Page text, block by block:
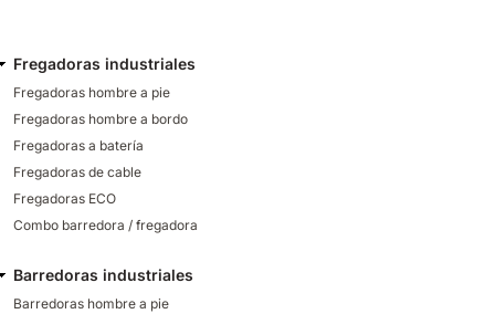
Fregadoras industriales
Fregadoras hombre a pie
Fregadoras hombre a bordo
Fregadoras a batería
Fregadoras de cable
Fregadoras ECO
Combo barredora / fregadora
Barredoras industriales
Barredoras hombre a pie